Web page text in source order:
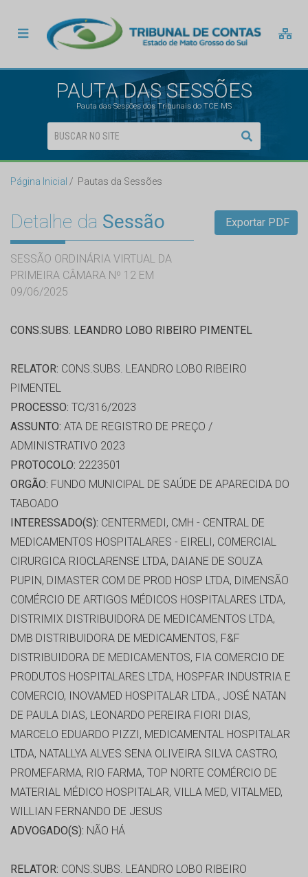
PAUTA DAS SESSÕES
Pauta das Sessões dos Tribunais do TCE MS
Página Inicial Pautas da Sessões
Detalhe da Sessão
SESSÃO ORDINÁRIA VIRTUAL DA
PRIMEIRA CÂMARA Nº 12 EM
09/06/2025
Exportar PDF
CONS.SUBS. LEANDRO LOBO RIBEIRO PIMENTEL
RELATOR: CONS.SUBS. LEANDRO LOBO RIBEIRO
PIMENTEL
PROCESSO: TC/316/2023
ASSUNTO: ATA DE REGISTRO DE PREÇO /
ADMINISTRATIVO 2023
PROTOCOLO: 2223501
ORGÃO: FUNDO MUNICIPAL DE SAÚDE DE APARECIDA DO
TABOADO
INTERESSADO(S): CENTERMEDI, CMH - CENTRAL DE
MEDICAMENTOS HOSPITALARES - EIRELI, COMERCIAL
CIRURGICA RIOCLARENSE LTDA, DAIANE DE SOUZA
PUPIN, DIMASTER COM DE PROD HOSP LTDA, DIMENSÃO
COMÉRCIO DE ARTIGOS MÉDICOS HOSPITALARES LTDA,
DISTRIMIX DISTRIBUIDORA DE MEDICAMENTOS LTDA,
DMB DISTRIBUIDORA DE MEDICAMENTOS, F&F
DISTRIBUIDORA DE MEDICAMENTOS, FIA COMERCIO DE
PRODUTOS HOSPITALARES LTDA, HOSPFAR INDUSTRIA E
COMERCIO, INOVAMED HOSPITALAR LTDA., JOSÉ NATAN
DE PAULA DIAS, LEONARDO PEREIRA FIORI DIAS,
MARCELO EDUARDO PIZZI, MEDICAMENTAL HOSPITALAR
LTDA, NATALLYA ALVES SENA OLIVEIRA SILVA CASTRO,
PROMEFARMA, RIO FARMA, TOP NORTE COMÉRCIO DE
MATERIAL MÉDICO HOSPITALAR, VILLA MED, VITALMED,
WILLIAN FERNANDO DE JESUS
ADVOGADO(S): NÃO HÁ
RELATOR: CONS.SUBS. LEANDRO LOBO RIBEIRO